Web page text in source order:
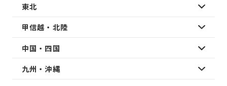
東北
甲信越・北陸
中国・四国
九州・沖縄